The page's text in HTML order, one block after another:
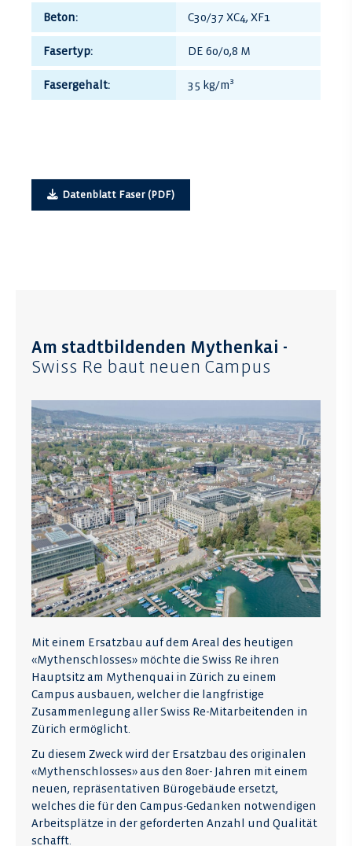
Beton: C30/37 XC4, XF1
Fasertyp: DE 60/0,8 M
Fasergehalt: 35 kg/m³
Datenblatt Faser (PDF)
Am stadtbildenden Mythenkai -
Swiss Re baut neuen Campus
Mit einem Ersatzbau auf dem Areal des heutigen
«Mythenschlosses» möchte die Swiss Re ihren
Hauptsitz am Mythenquai in Zürich zu einem
Campus ausbauen, welcher die langfristige
Zusammenlegung aller Swiss Re-Mitarbeitenden in
Zürich ermöglicht.
Zu diesem Zweck wird der Ersatzbau des originalen
«Mythenschlosses» aus den 80er- Jahren mit einem
neuen, repräsentativen Bürogebäude ersetzt,
welches die für den Campus-Gedanken notwendigen
Arbeitsplätze in der geforderten Anzahl und Qualität
schafft.